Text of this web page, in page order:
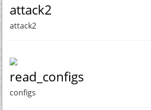
attack2
attack2
read_configs
configs